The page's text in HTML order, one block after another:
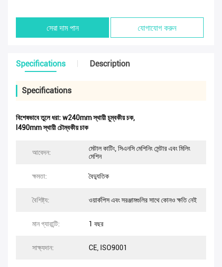
সেরা দাম পান যোগাযোগ করুন
Specifications Description
Specifications
বিশেষভাবে তুলে ধরা: w240mm স্থায়ী চুম্বকীয় চক,
l490mm স্থায়ী চৌম্বকীয় চাক
আবেদন:
মেটাল কাটিং, সিএনসি মেশিনিং সেন্টার এবং মিলিং
মেশিন
ক্ষমতা: বৈদ্যুতিক
বৈশিষ্ট্য: ওয়ার্কপিস এবং সরঞ্জামগুলির সাথে কোনও ক্ষতি নেই
মান গ্যারান্টি: 1 বছর
সাক্ষ্যদান: CE, ISO9001